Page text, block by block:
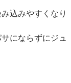
込みやすくなり
にならずにジュ